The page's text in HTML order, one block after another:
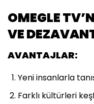
OMEGLE
VE
AVANTAJLAR:
Yeni insanlarla
Farklı kültürleri